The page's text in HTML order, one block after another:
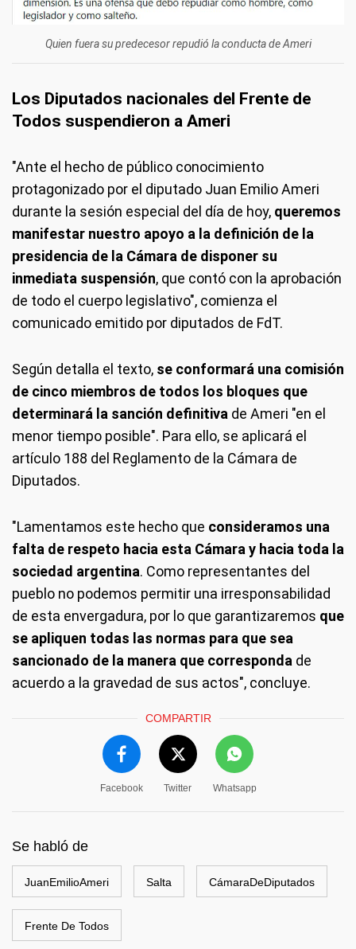
Quien fuera su predecesor repudió la conducta de Ameri
Los Diputados nacionales del Frente de
Todos suspendieron a Ameri
"Ante el hecho de público conocimiento
protagonizado por el diputado Juan Emilio Ameri
durante la sesión especial del día de hoy, queremos
manifestar nuestro apoyo a la definición de la
presidencia de la Cámara de disponer su
inmediata suspensión, que contó con la aprobación
de todo el cuerpo legislativo", comienza el
comunicado emitido por diputados de FdT.
Según detalla el texto, se conformará una comisión
de cinco miembros de todos los bloques que
determinará la sanción definitiva de Ameri "en el
menor tiempo posible". Para ello, se aplicará el
artículo 188 del Reglamento de la Cámara de
Diputados.
"Lamentamos este hecho que consideramos una
falta de respeto hacia esta Cámara y hacia toda la
sociedad argentina. Como representantes del
pueblo no podemos permitir una irresponsabilidad
de esta envergadura, por lo que garantizaremos que
se apliquen todas las normas para que sea
sancionado de la manera que corresponda de
acuerdo a la gravedad de sus actos", concluye.
COMPARTIR
Facebook Twitter Whatsapp
Se habló de
JuanEmilioAmeri Salta CámaraDeDiputados
Frente De Todos